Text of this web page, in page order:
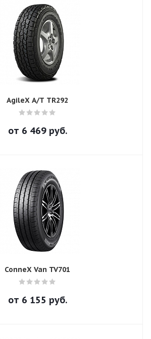
AgileX A/T TR292
от 6 469руб.
ConneX Van TV701
от 6 155 руб.